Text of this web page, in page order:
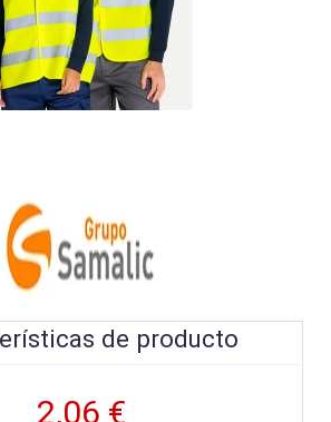
de producto
2,06 €